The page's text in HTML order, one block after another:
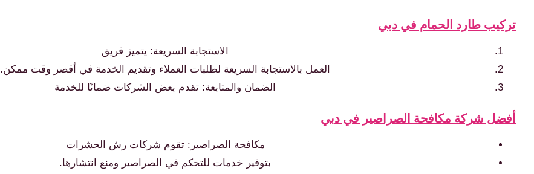
تركيب طارد الحمام في دبي
الاستجابة السريعة: يتميز فريق
العمل بالاستجابة السريعة لطلبات العملاء وتقديم الخدمة في أقصر وقت ممكن.
الضمان والمتابعة: تقدم بعض الشركات ضمانًا للخدمة
أفضل شركة مكافحة الصراصير في دبي
مكافحة الصراصير: تقوم شركات رش الحشرات
بتوفير خدمات للتحكم في الصراصير ومنع انتشارها.